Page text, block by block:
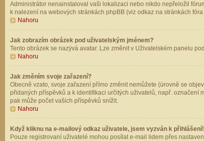
Administrátor nenainstaloval vaši lokalizaci nebo nikdo nepřeložil
k nalezení na webových stránkách phpBB (viz odkaz na stránkách
Nahoru
Jak zobrazím obrázek pod uživatelským jménem?
Tento obrázek se nazývá avatar. Lze změnit v Uživatelském panelu
Nahoru
Jak změním svoje zařazení?
Obecně vzato, svoje zařazení přímo změnit nemůžete (úrovně se
přidaných příspěvků a k identifikaci určitých uživatelů, např. označení
pak může počet vašich příspěvků snížit.
Nahoru
Když kliknu na e-mailový odkaz uživatele, jsem vyzván k přihlášení!
Pouze registrovaní uživatelé mohou posílat e-mail lidem přes